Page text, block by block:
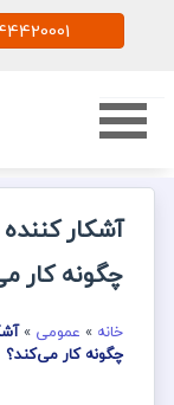
آشکار
چگونه کار
خانه » عمومی »
چگونه کار می‌کند؟